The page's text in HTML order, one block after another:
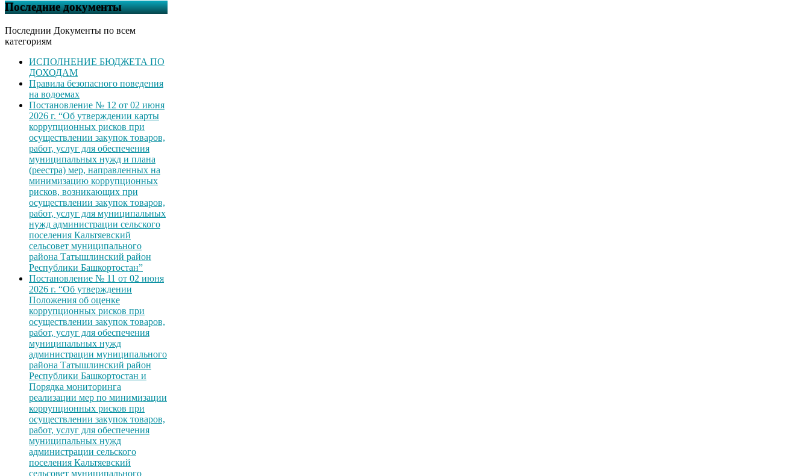
Последние документы
Последнии Документы по всем
категориям
ИСПОЛНЕНИЕ БЮДЖЕТА ПО
ДОХОДАМ
Правила безопасного поведения
на водоемах
Постановление № 12 от 02 июня
2026 г. “Об утверждении карты
коррупционных рисков при
осуществлении закупок товаров,
работ, услуг для обеспечения
муниципальных нужд и плана
(реестра) мер, направленных на
минимизацию коррупционных
рисков, возникающих при
осуществлении закупок товаров,
работ, услуг для муниципальных
нужд администрации сельского
поселения Кальтяевский
сельсовет муниципального
района Татышлинский район
Республики Башкортостан”
Постановление № 11 от 02 июня
2026 г. “Об утверждении
Положения об оценке
коррупционных рисков при
осуществлении закупок товаров,
работ, услуг для обеспечения
муниципальных нужд
администрации муниципального
района Татышлинский район
Республики Башкортостан и
Порядка мониторинга
реализации мер по минимизации
коррупционных рисков при
осуществлении закупок товаров,
работ, услуг для обеспечения
муниципальных нужд
администрации сельского
поселения Кальтяевский
сельсовет муниципального